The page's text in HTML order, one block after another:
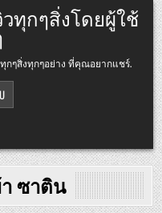
วิวทุกๆสิ่งโดยผู้ใช้
กๆสิ่งทุกๆอย่าง ที่คุณอยากแชร์.
ซาติน